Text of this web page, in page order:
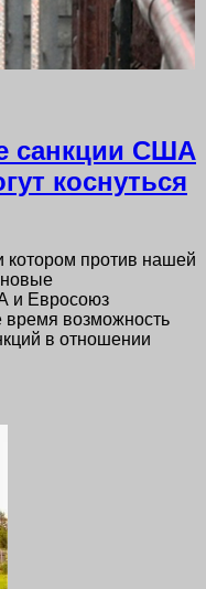
санкции США
коснуться
котором против нашей
и Евросоюз
время возможность
в отношении